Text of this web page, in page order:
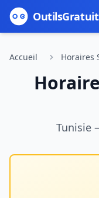
Outils
Accueil Horaires
Tunisie